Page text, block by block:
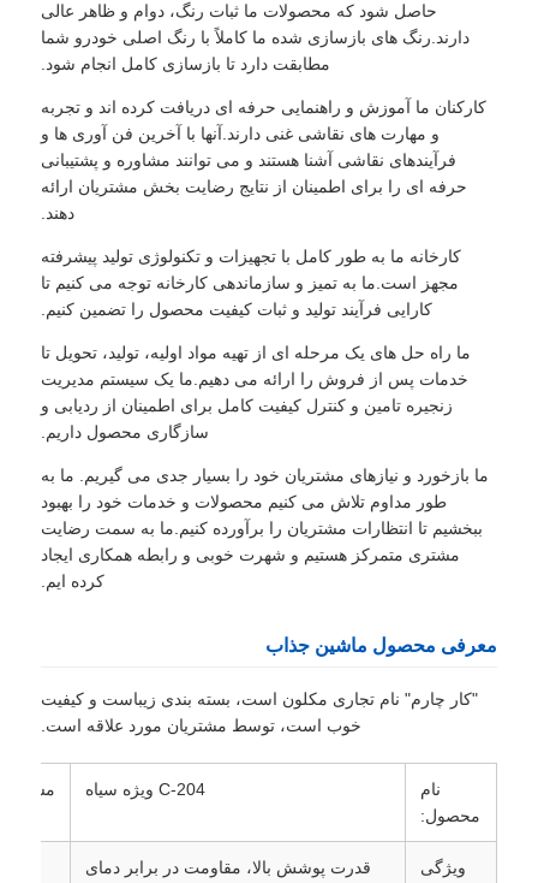
حاصل شود که محصولات ما ثبات رنگ، دوام و ظاهر عالی
دارند.رنگ های بازسازی شده ما کاملاً با رنگ اصلی خودرو شما
مطابقت دارد تا بازسازی کامل انجام شود.
کارکنان ما آموزش و راهنمایی حرفه ای دریافت کرده اند و تجربه
و مهارت های نقاشی غنی دارند.آنها با آخرین فن آوری ها و
فرآیندهای نقاشی آشنا هستند و می توانند مشاوره و پشتیبانی
حرفه ای را برای اطمینان از نتایج رضایت بخش مشتریان ارائه
دهند.
کارخانه ما به طور کامل با تجهیزات و تکنولوژی تولید پیشرفته
مجهز است.ما به تمیز و سازماندهی کارخانه توجه می کنیم تا
کارایی فرآیند تولید و ثبات کیفیت محصول را تضمین کنیم.
ما راه حل های یک مرحله ای از تهیه مواد اولیه، تولید، تحویل تا
خدمات پس از فروش را ارائه می دهیم.ما یک سیستم مدیریت
زنجیره تامین و کنترل کیفیت کامل برای اطمینان از ردیابی و
سازگاری محصول داریم.
ما بازخورد و نیازهای مشتریان خود را بسیار جدی می گیریم. ما به
طور مداوم تلاش می کنیم محصولات و خدمات خود را بهبود
ببخشیم تا انتظارات مشتریان را برآورده کنیم.ما به سمت رضایت
مشتری متمرکز هستیم و شهرت خوبی و رابطه همکاری ایجاد
کرده ایم.
معرفی محصول ماشین جذاب
"کار چارم" نام تجاری مکلون است، بسته بندی زیباست و کیفیت
خوب است، توسط مشتریان مورد علاقه است.
نام
محصول:
C-204 ویژه سیاه
ویژگی
قدرت پوشش بالا، مقاومت در برابر دمای